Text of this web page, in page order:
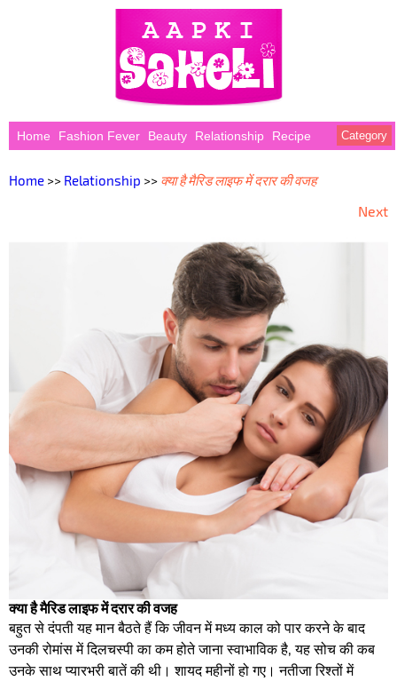
Home Fashion Fever Beauty Relationship Recipe Category
Home >> Relationship >> क्या है मैरिड लाइफ में दरार की वजह
Next
क्या है मैरिड लाइफ में दरार की वजह
बहुत से दंपती यह मान बैठते हैं कि जीवन में मध्य काल को पार करने के बाद
उनकी रोमांस में दिलचस्पी का कम होते जाना स्वाभाविक है, यह सोच की कब
उनके साथ प्यारभरी बातें की थी। शायद महीनों हो गए। नतीजा रिश्तों में